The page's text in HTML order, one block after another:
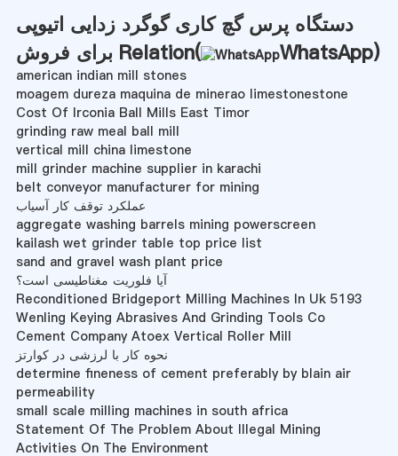
دستگاه پرس گچ کاری گوگرد زدایی اتیوپی
برای فروش Relation(
WhatsApp)
american indian mill stones
moagem dureza maquina de minerao limestonestone
Cost Of Irconia Ball Mills East Timor
grinding raw meal ball mill
vertical mill china limestone
mill grinder machine supplier in karachi
belt conveyor manufacturer for mining
عملکرد توقف کار آسیاب
aggregate washing barrels mining powerscreen
kailash wet grinder table top price list
sand and gravel wash plant price
آیا فلوریت مغناطیسی است؟
Reconditioned Bridgeport Milling Machines In Uk 5193
Wenling Keying Abrasives And Grinding Tools Co
Cement Company Atoex Vertical Roller Mill
نحوه کار با لرزشی در کوارتز
determine fineness of cement preferably by blain air
permeability
small scale milling machines in south africa
Statement Of The Problem About Illegal Mining
Activities On The Environment